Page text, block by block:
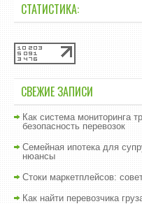
СТАТИСТИКА:
СВЕЖИЕ ЗАПИСИ
Как система мониторинга
безопасность перевозок
Семейная ипотека для
нюансы
Стоки маркетплейсов:
Как найти перевозчика